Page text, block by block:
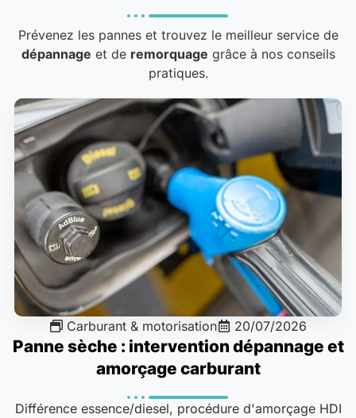
Prévenez les pannes et trouvez le meilleur service de
dépannage et de remorquage grâce à nos conseils
pratiques.
Carburant & motorisation 20/07/2026
Panne sèche : intervention dépannage et
amorçage carburant
Différence essence/diesel, procédure d'amorçage HDI